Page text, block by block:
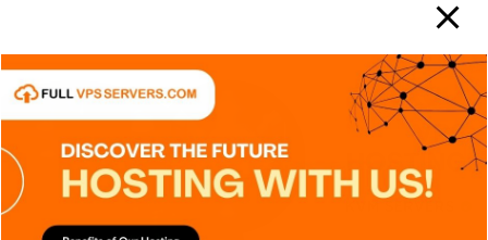
IaC: Automatizando la creación de
entornos tecnológicos
APPS DISPOSITIVOS